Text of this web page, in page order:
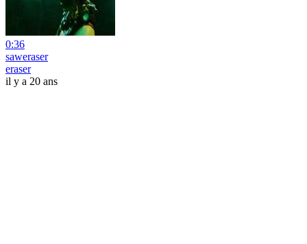
0:36
saweraser
eraser
il y a 20 ans